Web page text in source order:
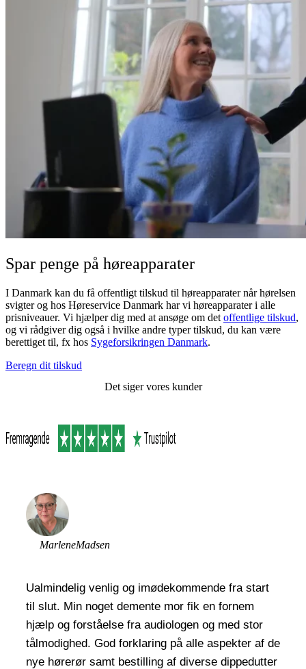
Spar penge på høreapparater
I Danmark kan du få offentligt tilskud til høreapparater når hørelsen
svigter og hos Høreservice Danmark har vi høreapparater i alle
prisniveauer. Vi hjælper dig med at ansøge om det offentlige tilskud,
og vi rådgiver dig også i hvilke andre typer tilskud, du kan være
berettiget til, fx hos Sygeforsikringen Danmark.
Beregn dit tilskud
Det siger vores kunder
MarleneMadsen
Ualmindelig venlig og imødekommende fra start
til slut. Min noget demente mor fik en fornem
hjælp og forståelse fra audiologen og med stor
tålmodighed. God forklaring på alle aspekter af de
nye hørerør samt bestilling af diverse dippedutter